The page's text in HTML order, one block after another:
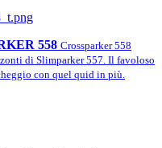
558 Crossparker 558
di Slimparker 557. Il favoloso
con quel quid in più.